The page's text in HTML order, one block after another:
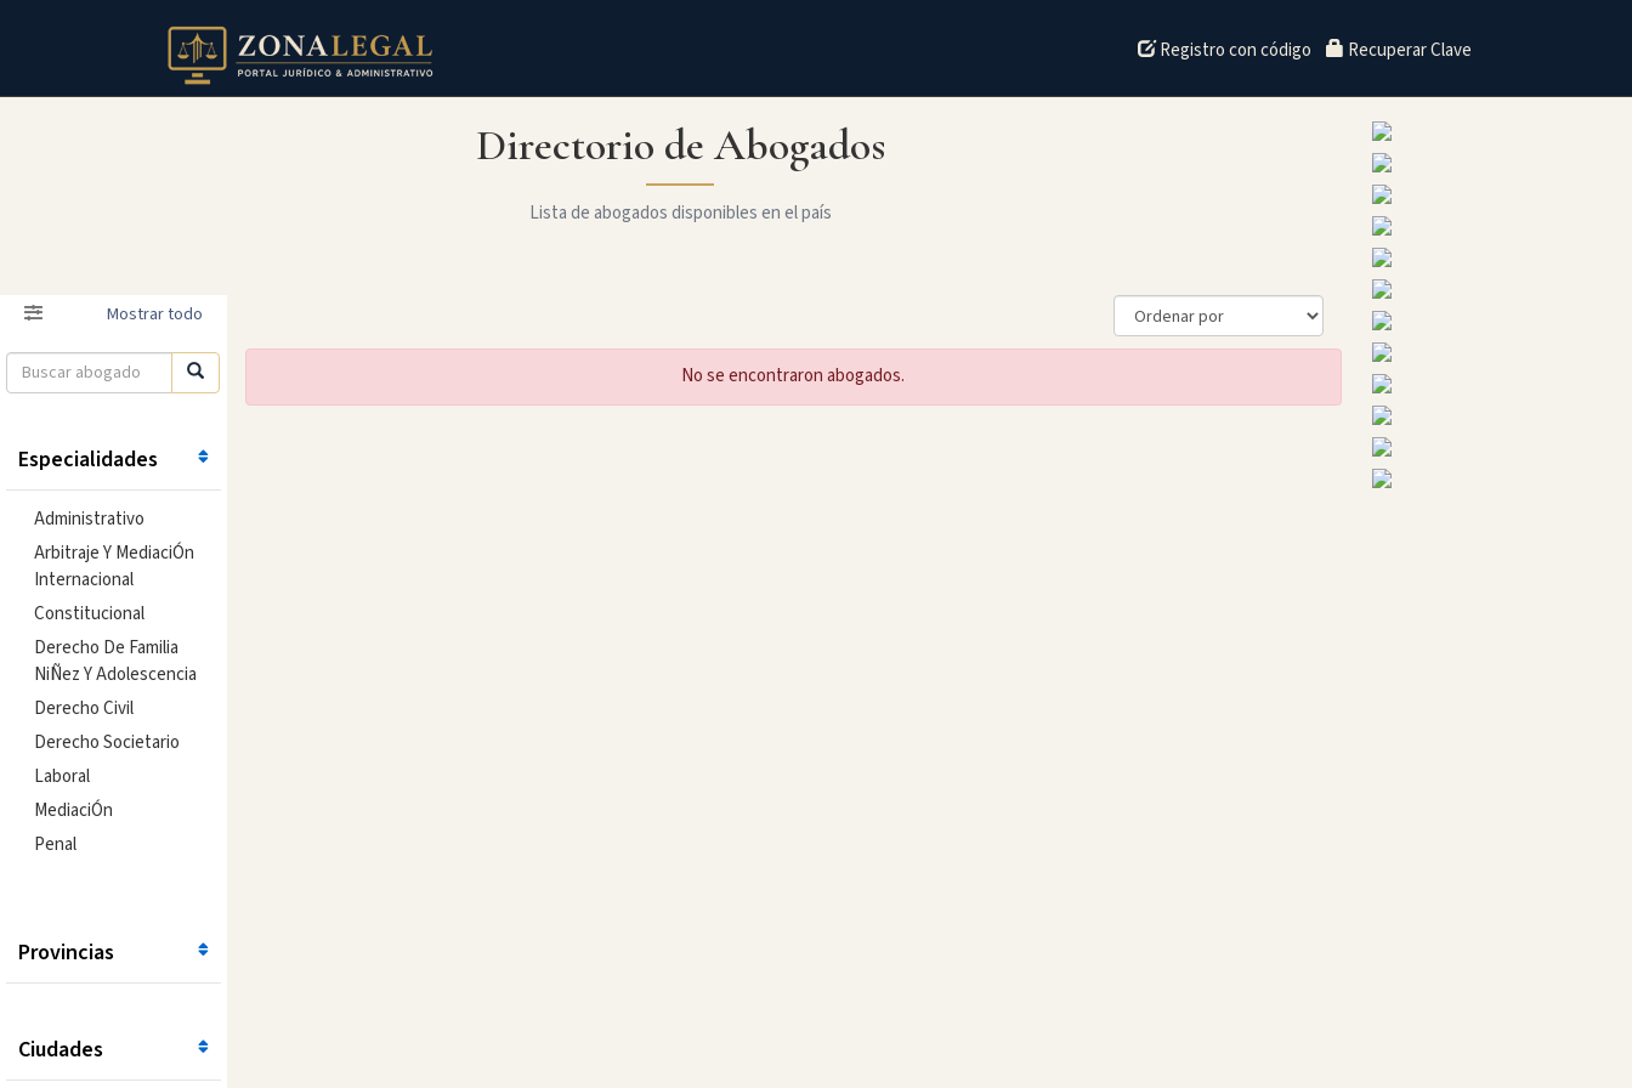
Registro con código Recuperar Clave
Directorio de Abogados
Lista de abogados disponibles en el país
Filtro Mostrar todo
Especialidades
Administrativo
Arbitraje Y MediaciÓn
Internacional
Constitucional
Derecho De Familia
NiÑez Y Adolescencia
Derecho Civil
Derecho Societario
Laboral
MediaciÓn
Penal
Provincias
Ciudades
No se encontraron abogados.